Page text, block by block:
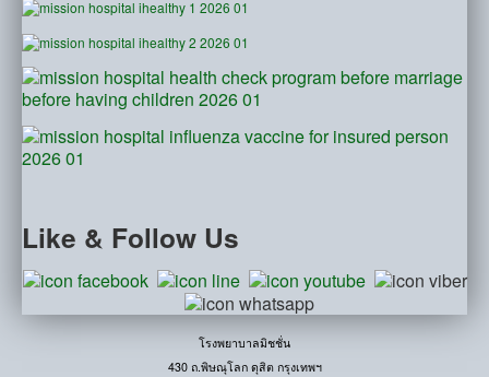
Like & Follow Us
โรงพยาบาลมิชชั่น
430 ถ.พิษณุโลก ดุสิต กรุงเทพฯ